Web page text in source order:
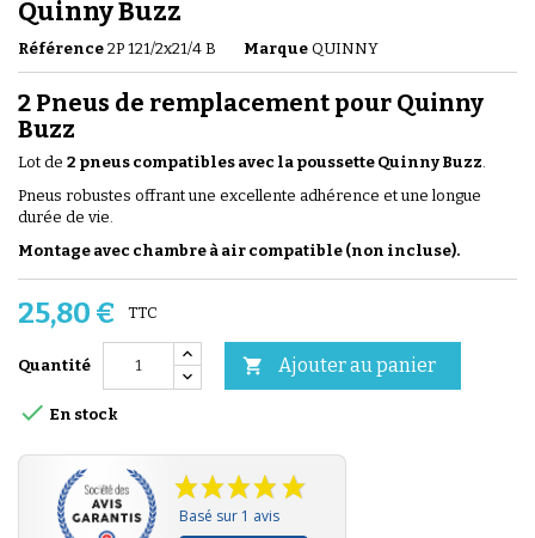
Quinny Buzz
Référence 2P 121/2x21/4 B Marque QUINNY
2 Pneus de remplacement pour Quinny
Buzz
Lot de 2 pneus compatibles avec la poussette Quinny Buzz
Pneus robustes offrant une excellente adhérence et une longue
durée de vie.
Montage avec chambre à air compatible (non incluse).
25,80 € TTC
Quantité  Ajouter au panier
 En stock
Basé sur 1 avis